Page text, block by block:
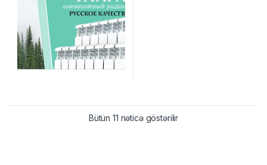
Bütün 11 nəticə göstərilir